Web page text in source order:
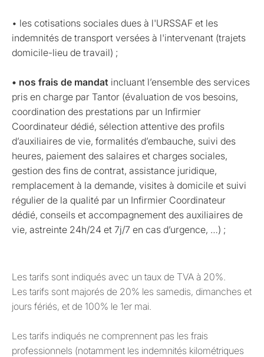
• les cotisations sociales dues à l'URSSAF et les
indemnités de transport versées à l'intervenant (trajets
domicile-lieu de travail) ;
• nos frais de mandat incluant l’ensemble des services
pris en charge par Tantor (évaluation de vos besoins,
coordination des prestations par un Infirmier
Coordinateur dédié, sélection attentive des profils
d’auxiliaires de vie, formalités d’embauche, suivi des
heures, paiement des salaires et charges sociales,
gestion des fins de contrat, assistance juridique,
remplacement à la demande, visites à domicile et suivi
régulier de la qualité par un Infirmier Coordinateur
dédié, conseils et accompagnement des auxiliaires de
vie, astreinte 24h/24 et 7j/7 en cas d’urgence, …) ;
Les tarifs sont indiqués avec un taux de TVA à 20%.
Les tarifs sont majorés de 20% les samedis, dimanches et
jours fériés, et de 100% le 1er mai.
Les tarifs indiqués ne comprennent pas les frais
professionnels (notamment les indemnités kilométriques